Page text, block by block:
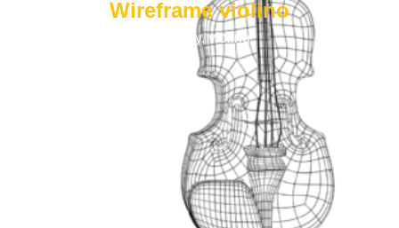
Wireframe violino
low poly,violino